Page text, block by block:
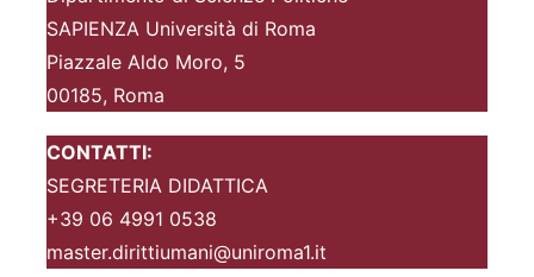
SAPIENZA Università di Roma
Piazzale Aldo Moro, 5
00185, Roma
CONTATTI:
SEGRETERIA DIDATTICA
+39 06 4991 0538
master.dirittiumani@uniroma1.it